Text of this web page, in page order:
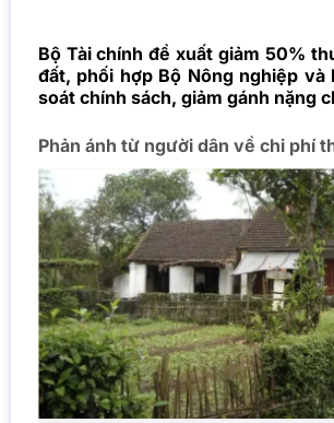
Bộ Tài chính đề xuất giảm 50%
đất, phối hợp Bộ Nông nghiệp
soát chính sách, giảm gánh nặng
Phản ánh từ người dân về chi phí